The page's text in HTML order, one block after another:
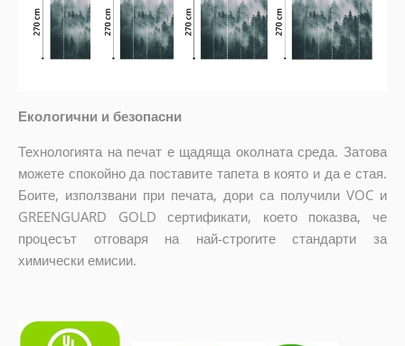
Екологични и безопасни
Технологията на печат е щадяща околната среда. Затова
можете спокойно да поставите тапета в която и да е стая.
Боите, използвани при печата, дори са получили VOC и
GREENGUARD GOLD сертификати, което показва, че
процесът отговаря на най-строгите стандарти за
химически емисии.